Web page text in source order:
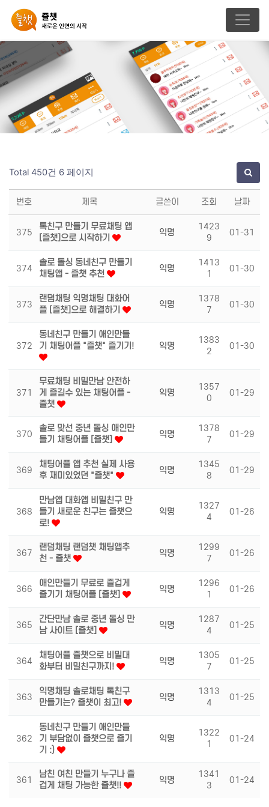
Total 450건 6 페이지
번호 제목 글쓴이 조회 날짜
375
톡친구 만들기 무료채팅 앱
[즐챗]으로 시작하기
익명
1423
9
01-31
374
솔로 돌싱 동네친구 만들기
채팅앱 - 즐챗 추천
익명
1413
1
01-30
373
랜덤채팅 익명채팅 대화어
플 [즐챗]으로 해결하기
익명
1378
7
01-30
372
동네친구 만들기 애인만들
기 채팅어플 "즐챗" 즐기기!
익명
1383
2
01-30
371
무료채팅 비밀만남 안전하
게 즐길수 있는 채팅어플 -
즐챗
익명
1357
0
01-29
370
솔로 맞선 중년 돌싱 애인만
들기 채팅어플 [즐챗]
익명
1378
7
01-29
369
채팅어플 앱 추천 실제 사용
후 재미있었던 "즐챗"
익명
1345
8
01-29
368
만남앱 대화앱 비밀친구 만
들기 새로운 친구는 즐챗으
로!
익명
1327
4
01-26
367
랜덤채팅 랜덤챗 채팅앱추
천 - 즐챗
익명
1299
7
01-26
366
애인만들기 무료로 즐겁게
즐기기 채팅어플 [즐챗]
익명
1296
1
01-26
365
간단만남 솔로 중년 돌싱 만
남 사이트 [즐챗]
익명
1287
4
01-25
364
채팅어플 즐챗으로 비밀대
화부터 비밀친구까지!
익명
1305
7
01-25
363
익명채팅 솔로채팅 톡친구
만들기는? 즐챗이 최고!
익명
1313
4
01-25
362
동네친구 만들기 애인만들
기 부담없이 즐챗으로 즐기
기 :)
익명
1322
1
01-24
361
남친 여친 만들기 누구나 즐
겁게 채팅 가능한 즐챗!!
익명
1341
3
01-24